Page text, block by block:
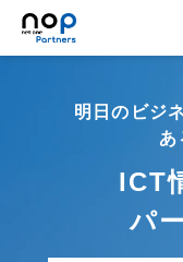
明日のビジ
あ
ICT
パ